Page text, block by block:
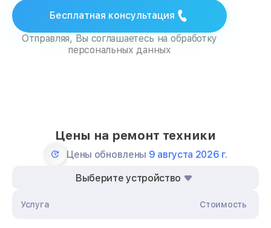
Бесплатная консультация
Отправляя, Вы соглашаетесь на обработку
персональных данных
Цены на ремонт техники
Цены обновлены 9 августа 2026 г.
Выберите устройство
Услуга Стоимость